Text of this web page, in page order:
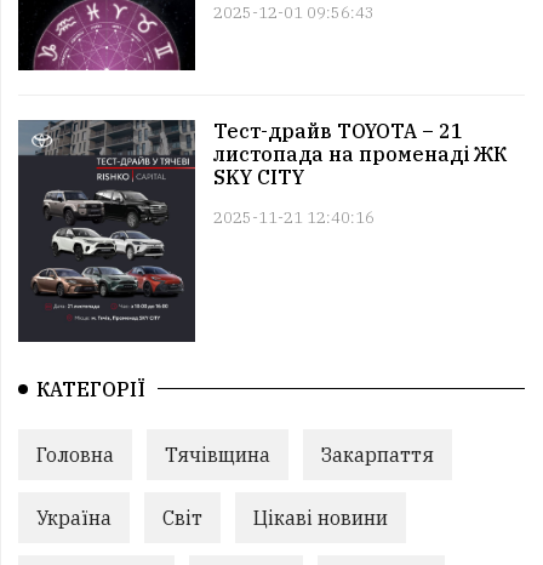
2025-12-01 09:56:43
Тест-драйв TOYOTA – 21
листопада на променаді ЖК
SKY CITY
2025-11-21 12:40:16
КАТЕГОРІЇ
Головна Тячівщина Закарпаття
Україна Світ Цікаві новини